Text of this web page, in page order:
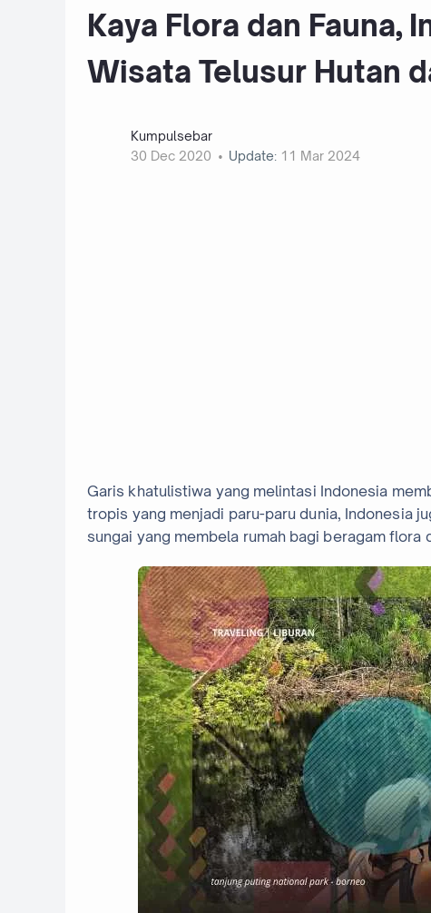
Kaya Flora dan Fauna,
Wisata Telusur Hutan
Kumpulsebar
30 Dec 2020
Update: 11 Mar 2024
Garis khatulistiwa yang melintasi Indonesia
tropis yang menjadi paru-paru dunia, Indonesia
sungai yang membela rumah bagi beragam flora